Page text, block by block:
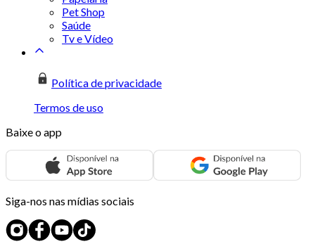
Pet Shop
Saúde
Tv e Vídeo
Política de privacidade
Termos de uso
Baixe o app
Siga-nos nas mídias sociais